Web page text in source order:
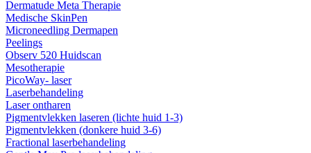
Dermatude Meta Therapie
Medische SkinPen
Microneedling Dermapen
Peelings
Observ 520 Huidscan
Mesotherapie
PicoWay- laser
Laserbehandeling
Laser ontharen
Pigmentvlekken laseren (lichte huid 1-3)
Pigmentvlekken (donkere huid 3-6)
Fractional laserbehandeling